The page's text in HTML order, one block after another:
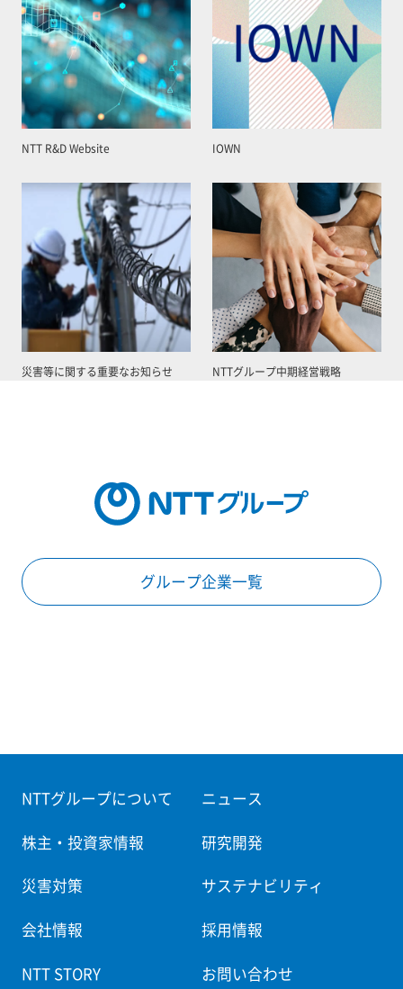
NTT R&D Website IOWN
災害等に関する重要なお知らせ NTTグループ中期経営戦略
グループ企業一覧
NTTグループについて ニュース
株主・投資家情報 研究開発
災害対策 サステナビリティ
会社情報 採用情報
NTT STORY お問い合わせ